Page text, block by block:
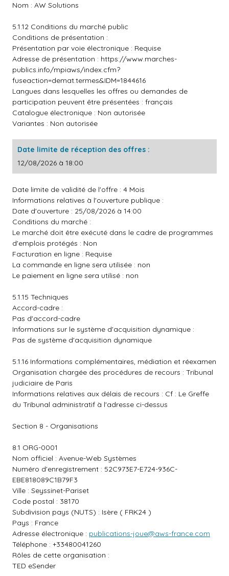
Nom : AW Solutions
5.1.12 Conditions du marché public
Conditions de présentation :
Présentation par voie électronique : Requise
Adresse de présentation : https://www.marches-
publics.info/mpiaws/index.cfm?
fuseaction=demat.termes&IDM=1844616
Langues dans lesquelles les offres ou demandes de
participation peuvent être présentées : français
Catalogue électronique : Non autorisée
Variantes : Non autorisée
Date limite de réception des offres :
12/08/2026 à 18:00
Date limite de validité de l'offre : 4 Mois
Informations relatives à l'ouverture publique :
Date d'ouverture : 25/08/2026 à 14:00
Conditions du marché :
Le marché doit être exécuté dans le cadre de programmes
d'emplois protégés : Non
Facturation en ligne : Requise
La commande en ligne sera utilisée : non
Le paiement en ligne sera utilisé : non
5.1.15 Techniques
Accord-cadre :
Pas d'accord-cadre
Informations sur le système d'acquisition dynamique :
Pas de système d'acquisition dynamique
5.1.16 Informations complémentaires, médiation et réexamen
Organisation chargée des procédures de recours : Tribunal
judiciaire de Paris
Informations relatives aux délais de recours : Cf : Le Greffe
du Tribunal administratif à l'adresse ci-dessus
Section 8 - Organisations
8.1 ORG-0001
Nom officiel : Avenue-Web Systèmes
Numéro d'enregistrement : 52C973E7-E724-936C-
EBE818089C1B79F3
Ville : Seyssinet-Pariset
Code postal : 38170
Subdivision pays (NUTS) : Isère ( FRK24 )
Pays : France
Adresse électronique : publications-joue@aws-france.com
Téléphone : +33480041260
Rôles de cette organisation :
TED eSender